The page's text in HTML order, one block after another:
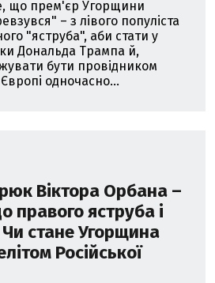
що прем'єр Угорщини
– з лівого популіста
"яструба", аби стати у
Дональда Трампа й,
бути провідником
одночасно...
Віктора Орбана –
правого яструба і
Чи стане Угорщина
Російської